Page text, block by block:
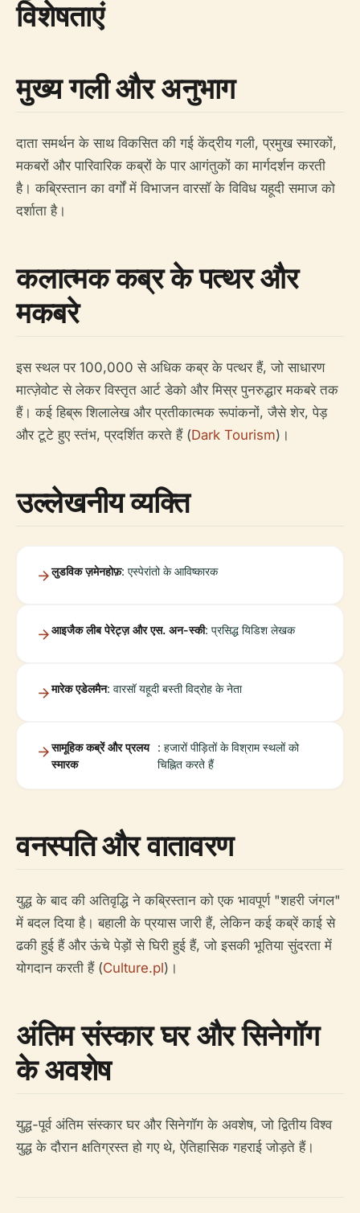
विशेषताएं
मुख्य गली और अनुभाग
दाता समर्थन के साथ विकसित की गई केंद्रीय गली, प्रमुख स्मारकों,
मकबरों और पारिवारिक कब्रों के पार आगंतुकों का मार्गदर्शन करती
है। कब्रिस्तान का वर्गों में विभाजन वारसॉ के विविध यहूदी समाज को
दर्शाता है।
कलात्मक कब्र के पत्थर और
मकबरे
इस स्थल पर 100,000 से अधिक कब्र के पत्थर हैं, जो साधारण
मात्ज़ेवोट से लेकर विस्तृत आर्ट डेको और मिस्र पुनरुद्धार मकबरे तक
हैं। कई हिब्रू शिलालेख और प्रतीकात्मक रूपांकनों, जैसे शेर, पेड़
और टूटे हुए स्तंभ, प्रदर्शित करते हैं (Dark Tourism)।
उल्लेखनीय व्यक्ति
लुडविक ज़मेनहोफ़: एस्पेरांतो के आविष्कारक
आइजैक लीब पेरेट्ज़ और एस. अन-स्की: प्रसिद्ध यिडिश लेखक
मारेक एडेलमैन: वारसॉ यहूदी बस्ती विद्रोह के नेता
सामूहिक कब्रें और प्रलय
स्मारक
: हजारों पीड़ितों के विश्राम स्थलों को
चिह्नित करते हैं
वनस्पति और वातावरण
युद्ध के बाद की अतिवृद्धि ने कब्रिस्तान को एक भावपूर्ण "शहरी जंगल"
में बदल दिया है। बहाली के प्रयास जारी हैं, लेकिन कई कब्रें काई से
ढकी हुई हैं और ऊंचे पेड़ों से घिरी हुई हैं, जो इसकी भूतिया सुंदरता में
योगदान करती हैं (Culture.pl)।
अंतिम संस्कार घर और सिनेगॉग
के अवशेष
युद्ध-पूर्व अंतिम संस्कार घर और सिनेगॉग के अवशेष, जो द्वितीय विश्व
युद्ध के दौरान क्षतिग्रस्त हो गए थे, ऐतिहासिक गहराई जोड़ते हैं।